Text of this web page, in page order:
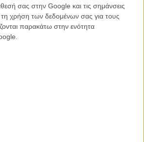
σας στην Google και τις σημάνσεις
τη χρήση των δεδομένων σας για τους
παρακάτω στην ενότητα